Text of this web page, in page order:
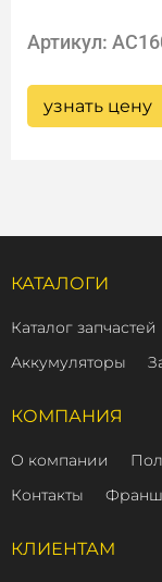
Артикул:
узнать цену
КАТАЛОГИ
Каталог запчастей
Аккумуляторы
КОМПАНИЯ
О компании
Контакты
КЛИЕНТАМ